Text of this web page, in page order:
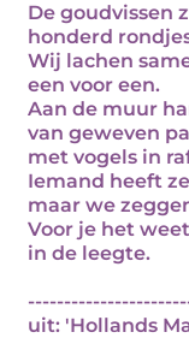
De goudvissen
honderd
Wij lachen
een voor een.
Aan de muur
van geweven
met vogels in
Iemand heeft
maar we
Voor je het
in de leegte.
uit: 'Hollands